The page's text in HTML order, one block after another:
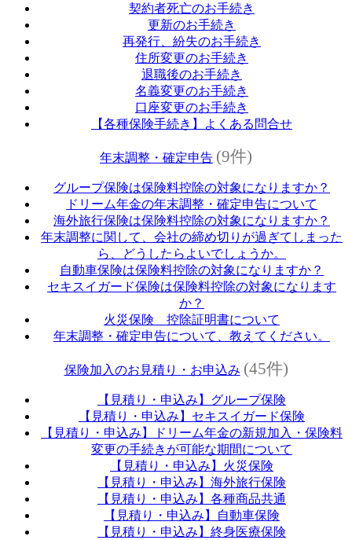
契約者死亡のお手続き
更新のお手続き
再発行、紛失のお手続き
住所変更のお手続き
退職後のお手続き
名義変更のお手続き
口座変更のお手続き
【各種保険手続き】よくある問合せ
年末調整・確定申告 (9件)
グループ保険は保険料控除の対象になりますか？
ドリーム年金の年末調整・確定申告について
海外旅行保険は保険料控除の対象になりますか？
年末調整に関して、会社の締め切りが過ぎてしまった
ら、どうしたらよいでしょうか。
自動車保険は保険料控除の対象になりますか？
セキスイガード保険は保険料控除の対象になります
か？
火災保険 控除証明書について
年末調整・確定申告について、教えてください。
保険加入のお見積り・お申込み (45件)
【見積り・申込み】グループ保険
【見積り・申込み】セキスイガード保険
【見積り・申込み】ドリーム年金の新規加入・保険料
変更の手続きが可能な期間について
【見積り・申込み】火災保険
【見積り・申込み】海外旅行保険
【見積り・申込み】各種商品共通
【見積り・申込み】自動車保険
【見積り・申込み】終身医療保険